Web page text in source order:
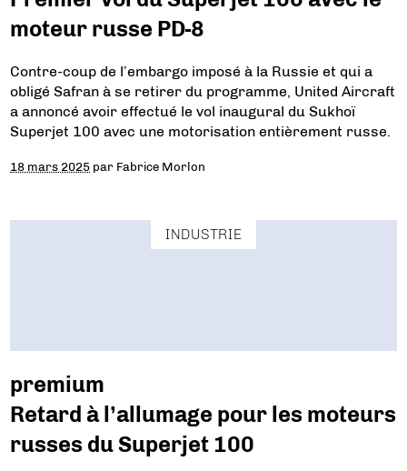
moteur russe PD-8
Contre-coup de l’embargo imposé à la Russie et qui a
obligé Safran à se retirer du programme, United Aircraft
a annoncé avoir effectué le vol inaugural du Sukhoï
Superjet 100 avec une motorisation entièrement russe.
18 mars 2025 par Fabrice Morlon
INDUSTRIE
premium
Retard à l’allumage pour les moteurs
russes du Superjet 100